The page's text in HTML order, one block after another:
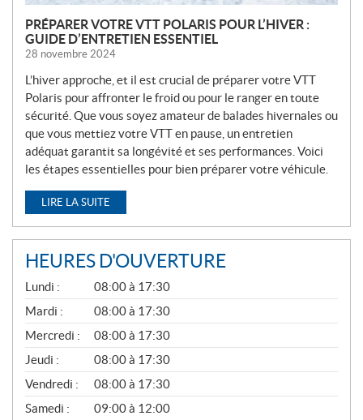
PRÉPARER VOTRE VTT POLARIS POUR L’HIVER :
GUIDE D’ENTRETIEN ESSENTIEL
28 novembre 2024
L’hiver approche, et il est crucial de préparer votre VTT
Polaris pour affronter le froid ou pour le ranger en toute
sécurité. Que vous soyez amateur de balades hivernales ou
que vous mettiez votre VTT en pause, un entretien
adéquat garantit sa longévité et ses performances. Voici
les étapes essentielles pour bien préparer votre véhicule.
LIRE LA SUITE
HEURES D'OUVERTURE
G
É
N
É
R
A
L
Lundi :
08:00 à 17:30
Mardi :
08:00 à 17:30
Mercredi :
08:00 à 17:30
Jeudi :
08:00 à 17:30
Vendredi :
08:00 à 17:30
Samedi :
09:00 à 12:00